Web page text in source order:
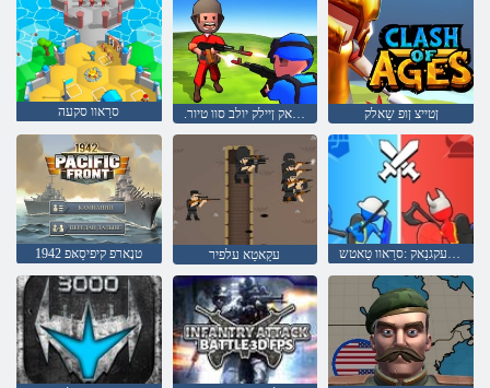
סרַאוו סקעה .רעדנַאמַאק ןיילק יולב סוו טיור ןטייצ ןופ שַאלק
טנָארפ קיפיסַאּפ 1942 עקַאטַא עלפיר